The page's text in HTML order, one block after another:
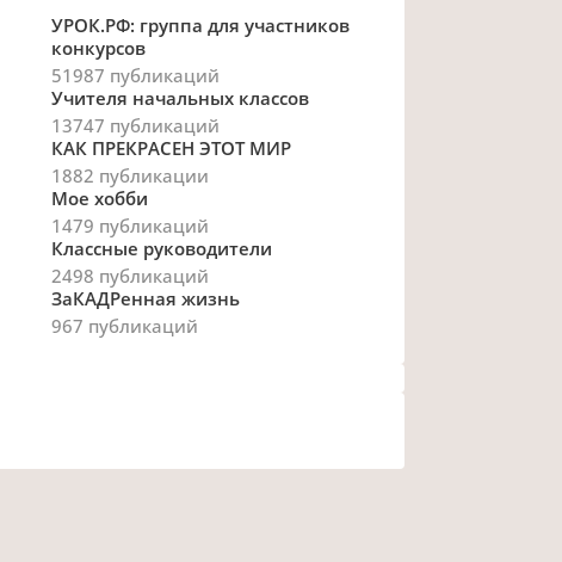
УРОК.РФ: группа для участников
конкурсов
51987 публикаций
Учителя начальных классов
13747 публикаций
КАК ПРЕКРАСЕН ЭТОТ МИР
1882 публикации
Мое хобби
1479 публикаций
Классные руководители
2498 публикаций
ЗаКАДРенная жизнь
967 публикаций